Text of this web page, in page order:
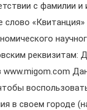
с фамилии и
реквизитам:
в своем городе